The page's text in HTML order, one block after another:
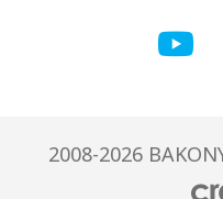
2008-2026